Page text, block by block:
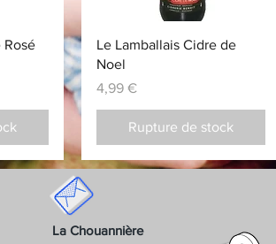
Rosé
Aperçu rapide
Le Lamballais Cidre de
Noel
Prix
4,99 €
Rupture de stock
La Chouannière